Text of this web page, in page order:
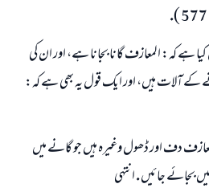
كہ: المعازف گانا بجانا ہے، اور ان كى
آلات ہيں، اور ايك قول يہ بھى ہے كہ:
دف اور ڈھول وغيرہ ہيں جو گانے ميں
بجائے جائيں . انتہى